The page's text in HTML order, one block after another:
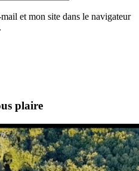
et mon site dans le navigateur
plaire